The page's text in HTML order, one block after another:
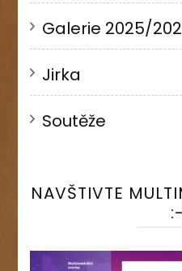
Galerie 2025/
Jirka
Soutěže
NAVŠTIVTE